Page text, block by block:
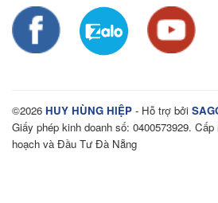
©2026 HUY HÙNG HIỆP - Hỗ trợ bởi
Giấy phép kinh doanh số: 0400573929.
hoạch và Đầu Tư Đà Nẵng